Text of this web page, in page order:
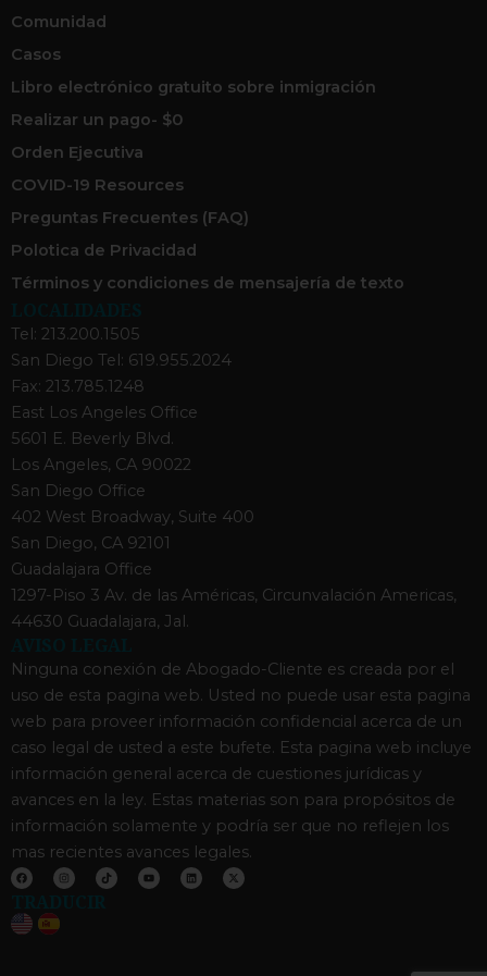
Comunidad
Casos
Libro electrónico gratuito sobre inmigración
Realizar un pago- $0
Orden Ejecutiva
COVID-19 Resources
Preguntas Frecuentes (FAQ)
Polotica de Privacidad
Términos y condiciones de mensajería de texto
Tel: 213.200.1505
San Diego Tel: 619.955.2024
Fax: 213.785.1248
East Los Angeles Office
5601 E. Beverly Blvd.
Los Angeles, CA 90022
San Diego Office
402 West Broadway, Suite 400
San Diego, CA 92101
Guadalajara Office
1297-Piso 3 Av. de las Américas, Circunvalación Americas,
44630 Guadalajara, Jal.
Ninguna conexión de Abogado-Cliente es creada por el
uso de esta pagina web. Usted no puede usar esta pagina
web para proveer información confidencial acerca de un
caso legal de usted a este bufete. Esta pagina web incluye
información general acerca de cuestiones jurídicas y
avances en la ley. Estas materias son para propósitos de
información solamente y podría ser que no reflejen los
mas recientes avances legales.
F
a
c
b
o
o
I
n
s
T
i
k
Y
o
u
L
i
n
X
-
t